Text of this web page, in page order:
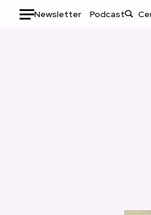
Newsletter Podcast